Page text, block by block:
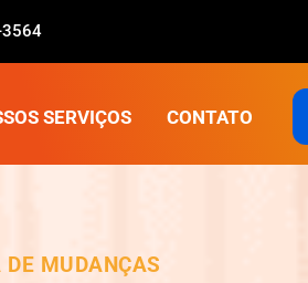
SERVIÇOS CONTATO
DE MUDANÇAS